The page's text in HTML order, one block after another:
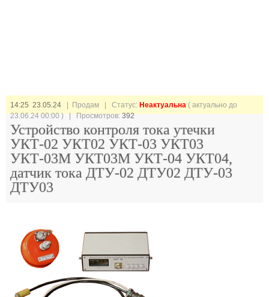
14:25 23.05.24 | Продам | Статус: Неактуальна ( актуально до
23.06.24 00:00 ) | Просмотров:392
Устройство контроля тока утечки
УКТ-02 УКТ02 УКТ-03 УКТ03
УКТ-03М УКТ03М УКТ-04 УКТ04,
датчик тока ДТУ-02 ДТУ02 ДТУ-03
ДТУ03